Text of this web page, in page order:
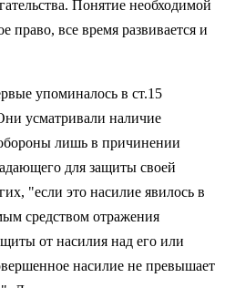
Понятие необходимой
право, все время развивается и
упоминалось в ст.15
усматривали наличие
лишь в причинении
для защиты своей
"если это насилие явилось в
средством отражения
от насилия над его или
насилие не превышает